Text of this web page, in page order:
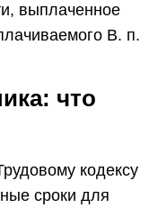
выплаченное
В. п.
что
кодексу
сроки для